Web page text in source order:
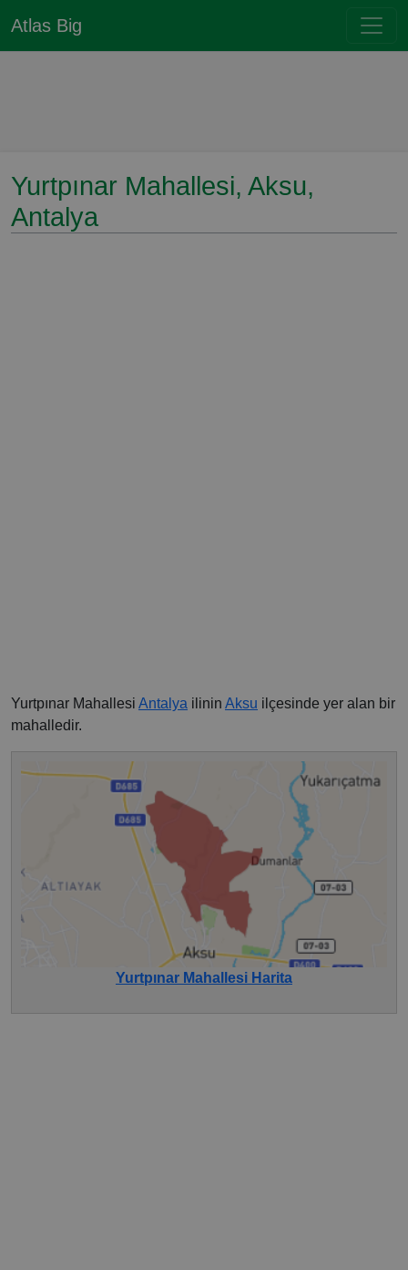
Atlas Big
Yurtpınar Mahallesi, Aksu,
Antalya
Yurtpınar Mahallesi Antalya ilinin Aksu ilçesinde yer alan bir
mahalledir.
Yurtpınar Mahallesi Harita